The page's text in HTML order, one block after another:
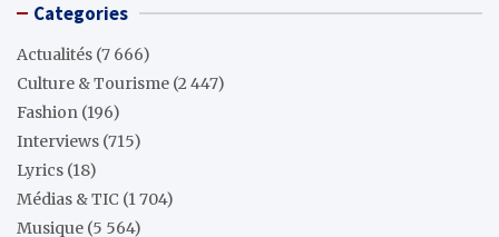
Categories
Actualités (7 666)
Culture & Tourisme (2 447)
Fashion (196)
Interviews (715)
Lyrics (18)
Médias & TIC (1 704)
Musique (5 564)